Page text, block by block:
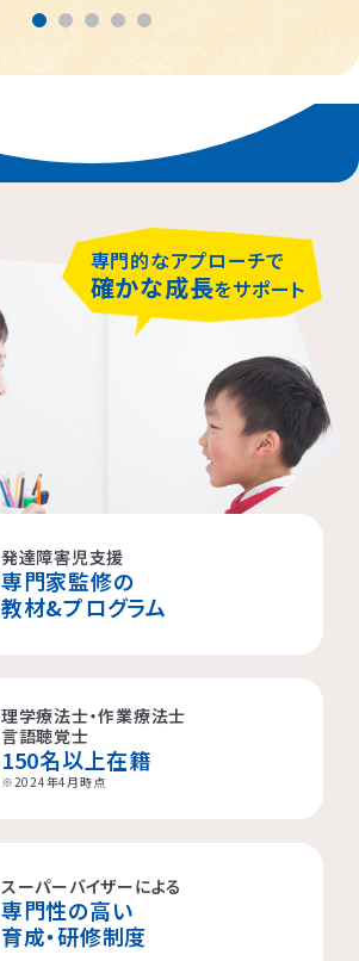
専門的なアプローチで
確かな成長をサポート
発達障害児支援
専門家監修の
教材&プログラム
理学療法士・作業療法士
言語聴覚士
150名以上在籍
※2024年4月時点
スーパーバイザーによる
専門性の高い
育成・研修制度